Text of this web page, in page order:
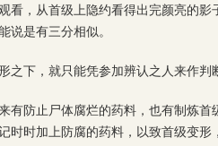
看，从首级上隐约看得出完颜亮的
说是有三分相似。
之下，就只能凭参加辨认之人来作
有防止尸体腐烂的药料，也有制炼
时时加上防腐的药料，以致首级变形